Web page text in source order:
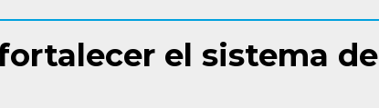
el sistema de